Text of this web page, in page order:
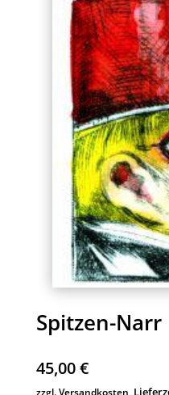
Spitzen-Narr
45,00€
zzgl. Versandkosten,